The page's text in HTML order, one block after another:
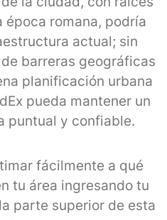
época romana, podría
actual; sin
barreras geográficas
planificación urbana
pueda mantener un
puntual y confiable.
fácilmente a qué
tu área ingresando tu
parte superior de esta